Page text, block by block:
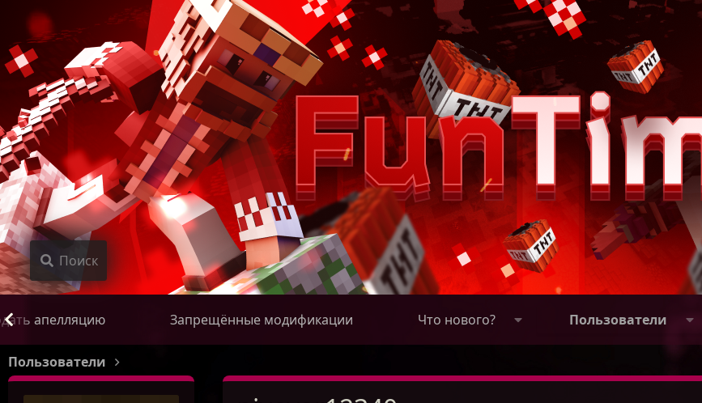
Поиск
апелляцию Запрещённые модификации Что нового? Пользователи
Пользователи